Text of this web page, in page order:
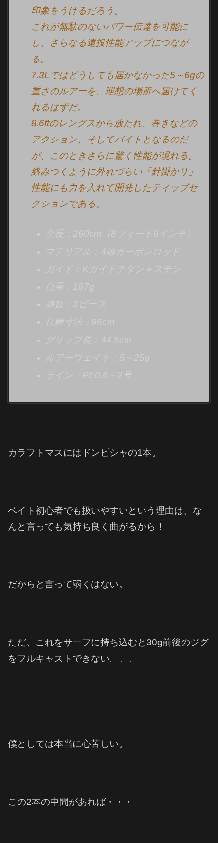
印象をうけるだろう。
これが無駄のないパワー伝達を可能に
し、さらなる遠投性能アップにつなが
る。
7.3Lではどうしても届かなかった5～6gの
重さのルアーを、理想の場所へ届けてく
れるはずだ。
8.6ftのレングスから放たれ、巻きなどの
アクション、そしてバイトとなるのだ
が、このときさらに驚く性能が現れる。
絡みつくように外れづらい「針掛かり」
性能にも力を入れて開発したティップセ
クションである。
全長：260cm（8フィート6インチ）
マテリアル：4軸カーボンロッド
ガイド：Kガイドチタン＋ステン
自重：167g
継数：3ピース
仕舞寸法：96cm
グリップ長：44.5cm
ルアーウェイト：5～25g
ライン：PE0.6～2号
カラフトマスにはドンピシャの1本。
ベイト初心者でも扱いやすいという理由は、な
んと言っても気持ち良く曲がるから！
だからと言って弱くはない。
ただ、これをサーフに持ち込むと30g前後のジグ
をフルキャストできない。。。
僕としては本当に心苦しい。
この2本の中間があれば・・・